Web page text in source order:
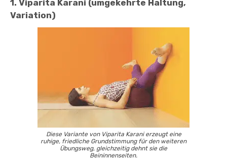
1. Viparita Karani (umgekehrte Haltung,
Variation)
Diese Variante von Viparita Karani erzeugt eine
ruhige, friedliche Grundstimmung für den weiteren
Übungsweg, gleichzeitig dehnt sie die
Beininnenseiten.